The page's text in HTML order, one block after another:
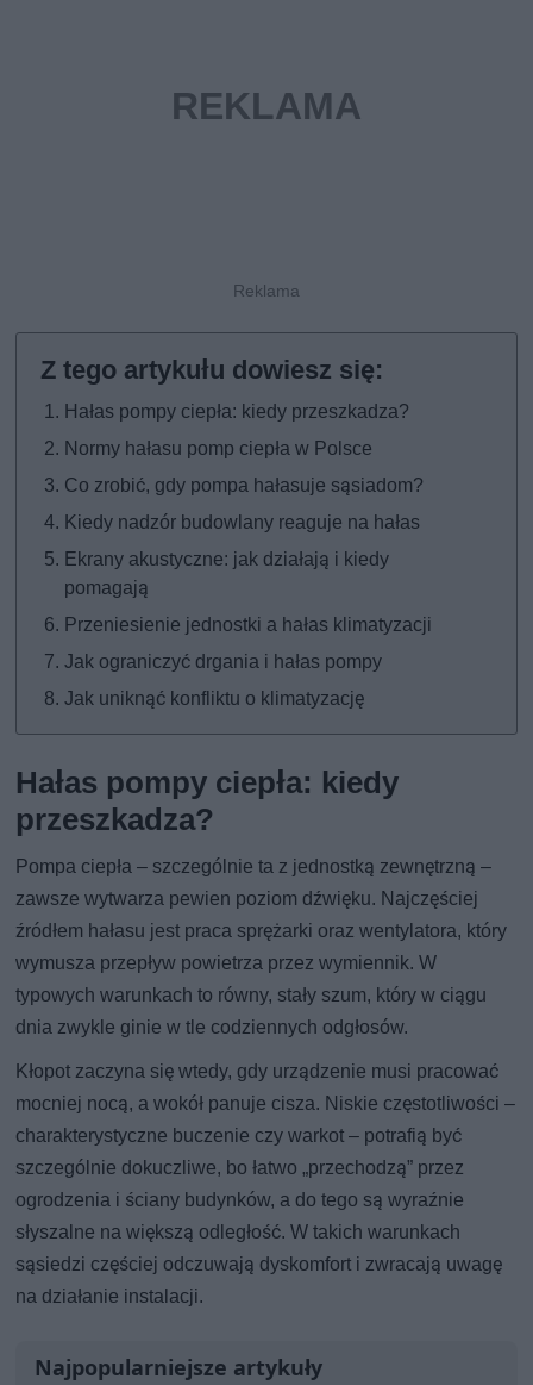
Hałas pompy ciepła: kiedy przeszkadza?
Normy hałasu pomp ciepła w Polsce
Co zrobić, gdy pompa hałasuje sąsiadom?
Kiedy nadzór budowlany reaguje na hałas
Ekrany akustyczne: jak działają i kiedy
pomagają
Przeniesienie jednostki a hałas klimatyzacji
Jak ograniczyć drgania i hałas pompy
Jak uniknąć konfliktu o klimatyzację
Hałas pompy ciepła: kiedy
przeszkadza?
Pompa ciepła – szczególnie ta z jednostką zewnętrzną –
zawsze wytwarza pewien poziom dźwięku. Najczęściej
źródłem hałasu jest praca sprężarki oraz wentylatora, który
wymusza przepływ powietrza przez wymiennik. W
typowych warunkach to równy, stały szum, który w ciągu
dnia zwykle ginie w tle codziennych odgłosów.
Kłopot zaczyna się wtedy, gdy urządzenie musi pracować
mocniej nocą, a wokół panuje cisza. Niskie częstotliwości –
charakterystyczne buczenie czy warkot – potrafią być
szczególnie dokuczliwe, bo łatwo „przechodzą” przez
ogrodzenia i ściany budynków, a do tego są wyraźnie
słyszalne na większą odległość. W takich warunkach
sąsiedzi częściej odczuwają dyskomfort i zwracają uwagę
na działanie instalacji.
Najpopularniejsze artykuły